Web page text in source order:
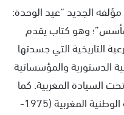
الجديد “عيد الوحدة:
وهو كتاب يقدم
التاريخية التي جسدتها
الدستورية والمؤسساتية
السيادة المغربية. كما
يستعيد نصف قرن من تاريخ القضية الوطنية المغربية (1975-